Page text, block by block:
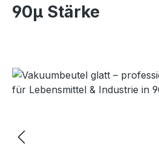
90µ Stärke
Bildergalerie überspringen